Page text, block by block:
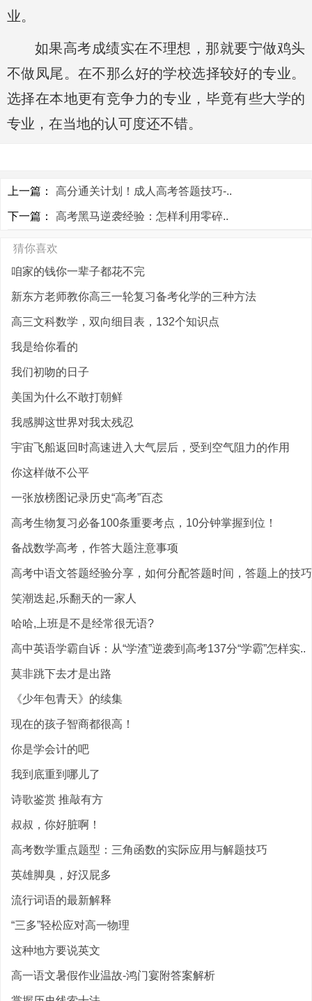
业。
如果高考成绩实在不理想，那就要宁做鸡头
不做凤尾。在不那么好的学校选择较好的专业。
选择在本地更有竞争力的专业，毕竟有些大学的
专业，在当地的认可度还不错。
上一篇： 高分通关计划！成人高考答题技巧-..
下一篇： 高考黑马逆袭经验：怎样利用零碎..
猜你喜欢
咱家的钱你一辈子都花不完
新东方老师教你高三一轮复习备考化学的三种方法
高三文科数学，双向细目表，132个知识点
我是给你看的
我们初吻的日子
美国为什么不敢打朝鲜
我感脚这世界对我太残忍
宇宙飞船返回时高速进入大气层后，受到空气阻力的作用
你这样做不公平
一张放榜图记录历史“高考”百态
高考生物复习必备100条重要考点，10分钟掌握到位！
备战数学高考，作答大题注意事项
高考中语文答题经验分享，如何分配答题时间，答题上的技
笑潮迭起,乐翻天的一家人
哈哈,上班是不是经常很无语?
高中英语学霸自诉：从“学渣”逆袭到高考137分“学霸”怎样实..
莫非跳下去才是出路
《少年包青天》的续集
现在的孩子智商都很高！
你是学会计的吧
我到底重到哪儿了
诗歌鉴赏 推敲有方
叔叔，你好脏啊！
高考数学重点题型：三角函数的实际应用与解题技巧
英雄脚臭，好汉屁多
流行词语的最新解释
“三多”轻松应对高一物理
这种地方要说英文
高一语文暑假作业温故-鸿门宴附答案解析